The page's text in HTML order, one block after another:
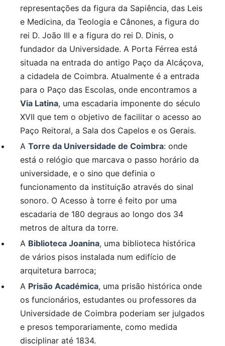
representações da figura da Sapiência, das Leis
e Medicina, da Teologia e Cânones, a figura do
rei D. João III e a figura do rei D. Dinis, o
fundador da Universidade. A Porta Férrea está
situada na entrada do antigo Paço da Alcáçova,
a cidadela de Coimbra. Atualmente é a entrada
para o Paço das Escolas, onde encontramos a
Via Latina, uma escadaria imponente do século
XVII que tem o objetivo de facilitar o acesso ao
Paço Reitoral, a Sala dos Capelos e os Gerais.
A Torre da Universidade de Coimbra: onde
está o relógio que marcava o passo horário da
universidade, e o sino que definia o
funcionamento da instituição através do sinal
sonoro. O Acesso à torre é feito por uma
escadaria de 180 degraus ao longo dos 34
metros de altura da torre.
A Biblioteca Joanina, uma biblioteca histórica
de vários pisos instalada num edifício de
arquitetura barroca;
A Prisão Académica, uma prisão histórica onde
os funcionários, estudantes ou professores da
Universidade de Coimbra poderiam ser julgados
e presos temporariamente, como medida
disciplinar até 1834.